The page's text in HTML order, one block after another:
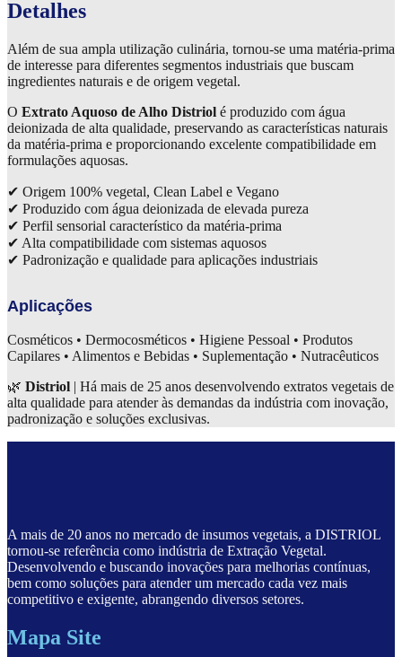
Alho
Detalhes
Além de sua ampla utilização culinária, tornou-se uma matéria-prima
de interesse para diferentes segmentos industriais que buscam
ingredientes naturais e de origem vegetal.
O Extrato Aquoso de Alho Distriol é produzido com água
deionizada de alta qualidade, preservando as características naturais
da matéria-prima e proporcionando excelente compatibilidade em
formulações aquosas.
✔ Origem 100% vegetal, Clean Label e Vegano
✔ Produzido com água deionizada de elevada pureza
✔ Perfil sensorial característico da matéria-prima
✔ Alta compatibilidade com sistemas aquosos
✔ Padronização e qualidade para aplicações industriais
Aplicações
Cosméticos • Dermocosméticos • Higiene Pessoal • Produtos
Capilares • Alimentos e Bebidas • Suplementação • Nutracêuticos
🌿 Distriol | Há mais de 25 anos desenvolvendo extratos vegetais de
alta qualidade para atender às demandas da indústria com inovação,
padronização e soluções exclusivas.
A mais de 20 anos no mercado de insumos vegetais, a DISTRIOL
tornou-se referência como indústria de Extração Vegetal.
Desenvolvendo e buscando inovações para melhorias contínuas,
bem como soluções para atender um mercado cada vez mais
competitivo e exigente, abrangendo diversos setores.
Mapa Site